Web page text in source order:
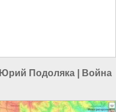
Юрий Подоляка
Война